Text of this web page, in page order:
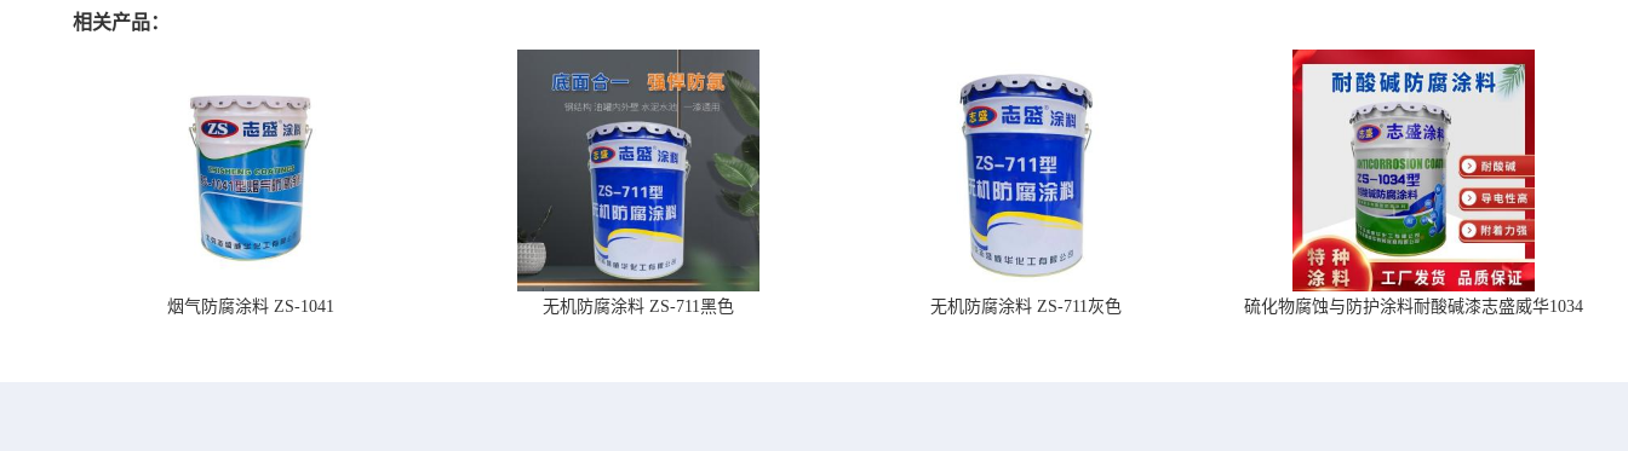
相关产品：
烟气防腐涂料 ZS-1041 无机防腐涂料 ZS-711黑色 无机防腐涂料 ZS-711灰色 硫化物腐蚀与防护涂料耐酸碱漆志盛威华1034